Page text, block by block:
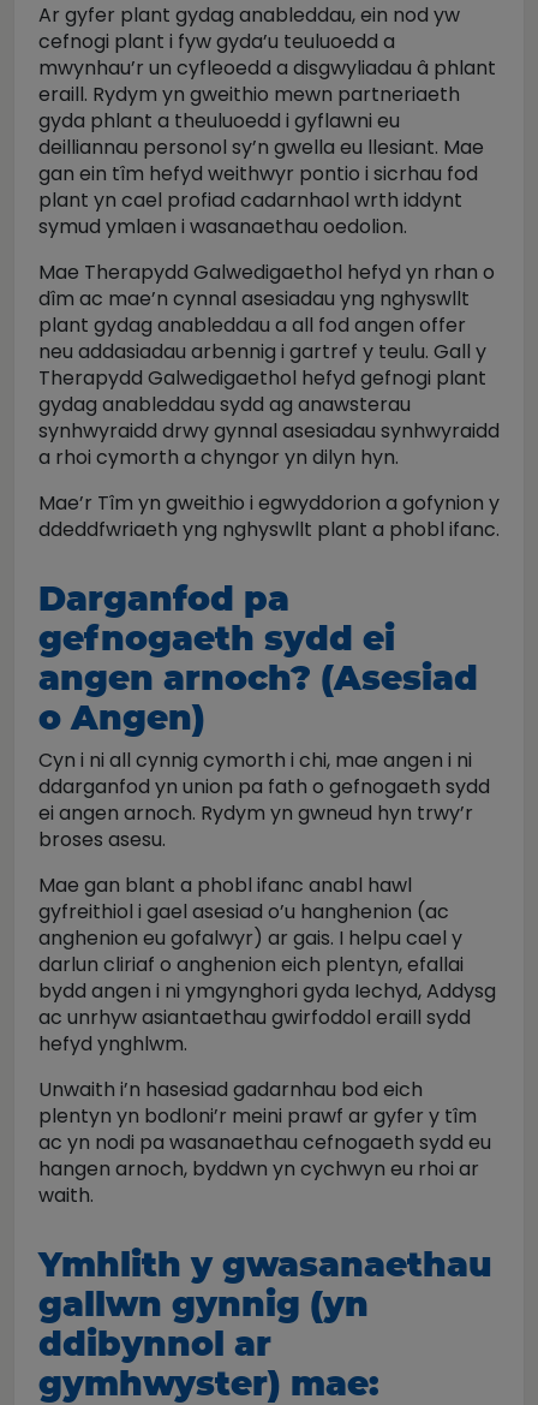
Ar gyfer plant gydag anableddau, ein nod yw
cefnogi plant i fyw gyda’u teuluoedd a
mwynhau’r un cyfleoedd a disgwyliadau â phlant
eraill. Rydym yn gweithio mewn partneriaeth
gyda phlant a theuluoedd i gyflawni eu
deilliannau personol sy’n gwella eu llesiant. Mae
gan ein tîm hefyd weithwyr pontio i sicrhau fod
plant yn cael profiad cadarnhaol wrth iddynt
symud ymlaen i wasanaethau oedolion.
Mae Therapydd Galwedigaethol hefyd yn rhan o
dîm ac mae’n cynnal asesiadau yng nghyswllt
plant gydag anableddau a all fod angen offer
neu addasiadau arbennig i gartref y teulu. Gall y
Therapydd Galwedigaethol hefyd gefnogi plant
gydag anableddau sydd ag anawsterau
synhwyraidd drwy gynnal asesiadau synhwyraidd
a rhoi cymorth a chyngor yn dilyn hyn.
Mae’r Tîm yn gweithio i egwyddorion a gofynion y
ddeddfwriaeth yng nghyswllt plant a phobl ifanc.
Darganfod pa
gefnogaeth sydd ei
angen arnoch? (Asesiad
o Angen)
Cyn i ni all cynnig cymorth i chi, mae angen i ni
ddarganfod yn union pa fath o gefnogaeth sydd
ei angen arnoch. Rydym yn gwneud hyn trwy’r
broses asesu.
Mae gan blant a phobl ifanc anabl hawl
gyfreithiol i gael asesiad o’u hanghenion (ac
anghenion eu gofalwyr) ar gais. I helpu cael y
darlun cliriaf o anghenion eich plentyn, efallai
bydd angen i ni ymgynghori gyda Iechyd, Addysg
ac unrhyw asiantaethau gwirfoddol eraill sydd
hefyd ynghlwm.
Unwaith i’n hasesiad gadarnhau bod eich
plentyn yn bodloni’r meini prawf ar gyfer y tîm
ac yn nodi pa wasanaethau cefnogaeth sydd eu
hangen arnoch, byddwn yn cychwyn eu rhoi ar
waith.
Ymhlith y gwasanaethau
gallwn gynnig (yn
ddibynnol ar
gymhwyster) mae: